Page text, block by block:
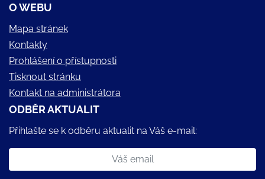
O WEBU
Mapa stránek
Kontakty
Prohlášení o přístupnosti
Tisknout stránku
Kontakt na administrátora
ODBĚR AKTUALIT
Přihlašte se k odběru aktualit na Váš e-mail: